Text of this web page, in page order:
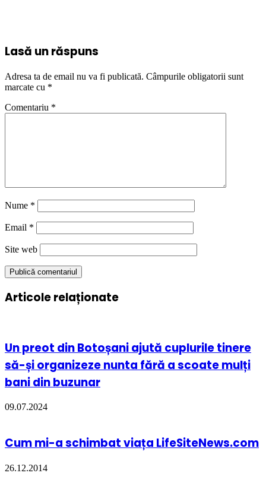
Lasă un răspuns
Adresa ta de email nu va fi publicată. Câmpurile obligatorii sunt
marcate cu *
Comentariu *
Nume *
Email *
Site web
Articole relaționate
Un preot din Botoșani ajută cuplurile tinere
să-și organizeze nunta fără a scoate mulți
bani din buzunar
09.07.2024
Cum mi-a schimbat viața LifeSiteNews.com
26.12.2014